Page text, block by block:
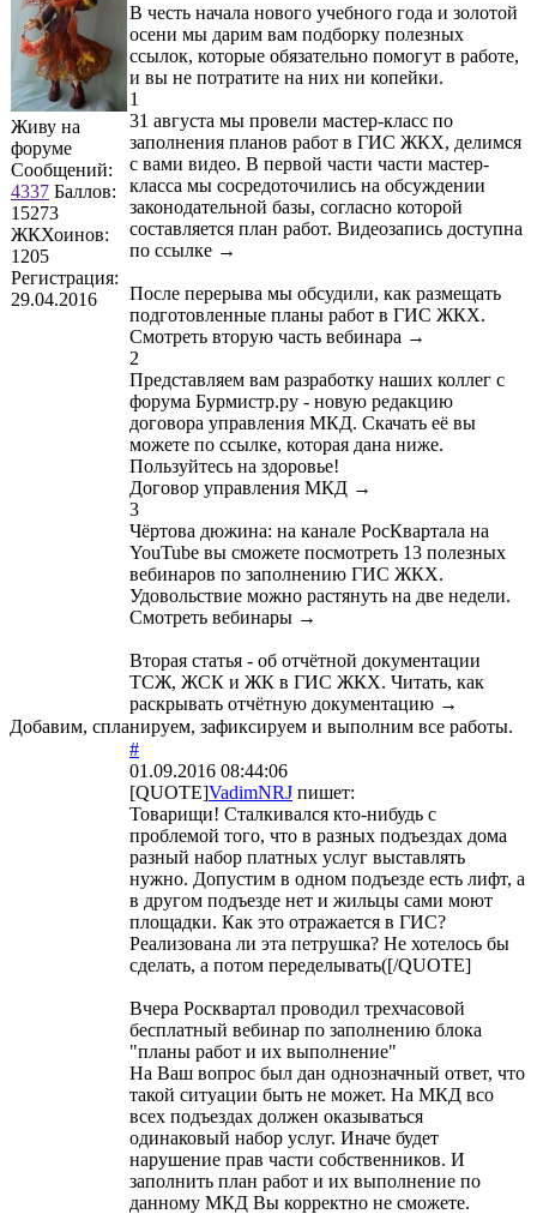
Живу на
форуме
Сообщений:
4337 Баллов:
15273
ЖКХоинов:
1205
Регистрация:
29.04.2016
В честь начала нового учебного года и золотой
осени мы дарим вам подборку полезных
ссылок, которые обязательно помогут в работе,
и вы не потратите на них ни копейки.
1
31 августа мы провели мастер-класс по
заполнения планов работ в ГИС ЖКХ, делимся
с вами видео. В первой части части мастер-
класса мы сосредоточились на обсуждении
законодательной базы, согласно которой
составляется план работ. Видеозапись доступна
по ссылке →
После перерыва мы обсудили, как размещать
подготовленные планы работ в ГИС ЖКХ.
Смотреть вторую часть вебинара →
2
Представляем вам разработку наших коллег с
форума Бурмистр.ру - новую редакцию
договора управления МКД. Скачать её вы
можете по ссылке, которая дана ниже.
Пользуйтесь на здоровье!
Договор управления МКД →
3
Чёртова дюжина: на канале РосКвартала на
YouTube вы сможете посмотреть 13 полезных
вебинаров по заполнению ГИС ЖКХ.
Удовольствие можно растянуть на две недели.
Смотреть вебинары →
Вторая статья - об отчётной документации
ТСЖ, ЖСК и ЖК в ГИС ЖКХ. Читать, как
раскрывать отчётную документацию →
Добавим, спланируем, зафиксируем и выполним все работы.
#
01.09.2016 08:44:06
[QUOTE]VadimNRJ пишет:
Товарищи! Сталкивался кто-нибудь с
проблемой того, что в разных подъездах дома
разный набор платных услуг выставлять
нужно. Допустим в одном подъезде есть лифт, а
в другом подъезде нет и жильцы сами моют
площадки. Как это отражается в ГИС?
Реализована ли эта петрушка? Не хотелось бы
сделать, а потом переделывать([/QUOTE]
Вчера Росквартал проводил трехчасовой
бесплатный вебинар по заполнению блока
"планы работ и их выполнение"
На Ваш вопрос был дан однозначный ответ, что
такой ситуации быть не может. На МКД всо
всех подъездах должен оказываться
одинаковый набор услуг. Иначе будет
нарушение прав части собственников. И
заполнить план работ и их выполнение по
данному МКД Вы корректно не сможете.